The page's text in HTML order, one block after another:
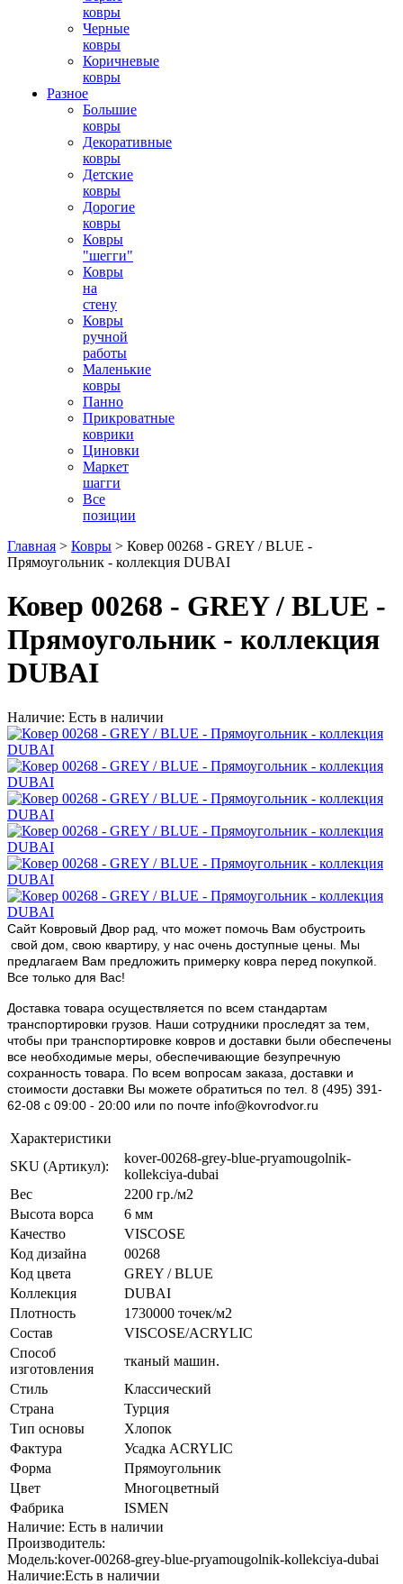
ковры
Черные
ковры
Коричневые
ковры
Разное
Большие
ковры
Декоративные
ковры
Детские
ковры
Дорогие
ковры
Ковры
"шегги"
Ковры
на
стену
Ковры
ручной
работы
Маленькие
ковры
Панно
Прикроватные
коврики
Циновки
Маркет
шагги
Все
позиции
Главная > Ковры > Ковер 00268 - GREY / BLUE -
Прямоугольник - коллекция DUBAI
Ковер 00268 - GREY / BLUE -
Прямоугольник - коллекция
DUBAI
Наличие: Есть в наличии
Сайт Ковровый Двор рад, что может помочь Вам обустроить
свой дом, свою квартиру, у нас очень доступные цены. Мы
предлагаем Вам предложить примерку ковра перед покупкой.
Все только для Вас!
Доставка товара осуществляется по всем стандартам
транспортировки грузов. Наши сотрудники проследят за тем,
чтобы при транспортировке ковров и доставки были обеспечены
все необходимые меры, обеспечивающие безупречную
сохранность товара. По всем вопросам заказа, доставки и
стоимости доставки Вы можете обратиться по тел. 8 (495) 391-
62-08 c 09:00 - 20:00 или по почте info@kovrodvor.ru
Характеристики
SKU (Артикул):
kover-00268-grey-blue-pryamougolnik-
kollekciya-dubai
Вес
2200 гр./м2
Высота ворса
6 мм
Качество
VISCOSE
Код дизайна
00268
Код цвета
GREY / BLUE
Коллекция
DUBAI
Плотность
1730000 точек/м2
Состав
VISCOSE/ACRYLIC
Способ
изготовления
тканый машин.
Стиль
Классический
Страна
Турция
Тип основы
Хлопок
Фактура
Усадка ACRYLIC
Форма
Прямоугольник
Цвет
Многоцветный
Фабрика
ISMEN
Наличие: Есть в наличии
Производитель:
Модель:kover-00268-grey-blue-pryamougolnik-kollekciya-dubai
Наличие:Есть в наличии